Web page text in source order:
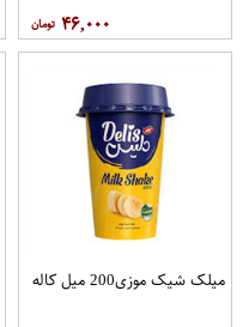
۴۶,۰۰۰
میلک شیک موزی200 میل کاله